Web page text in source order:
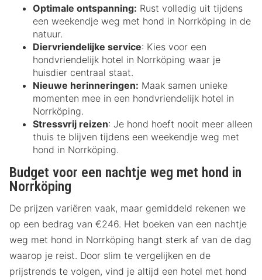
Optimale ontspanning: Rust volledig uit tijdens
een weekendje weg met hond in Norrköping in de
natuur.
Diervriendelijke service: Kies voor een
hondvriendelijk hotel in Norrköping waar je
huisdier centraal staat.
Nieuwe herinneringen: Maak samen unieke
momenten mee in een hondvriendelijk hotel in
Norrköping.
Stressvrij reizen: Je hond hoeft nooit meer alleen
thuis te blijven tijdens een weekendje weg met
hond in Norrköping.
Budget voor een nachtje weg met hond in
Norrköping
De prijzen variëren vaak, maar gemiddeld rekenen we
op een bedrag van €246. Het boeken van een nachtje
weg met hond in Norrköping hangt sterk af van de dag
waarop je reist. Door slim te vergelijken en de
prijstrends te volgen, vind je altijd een hotel met hond